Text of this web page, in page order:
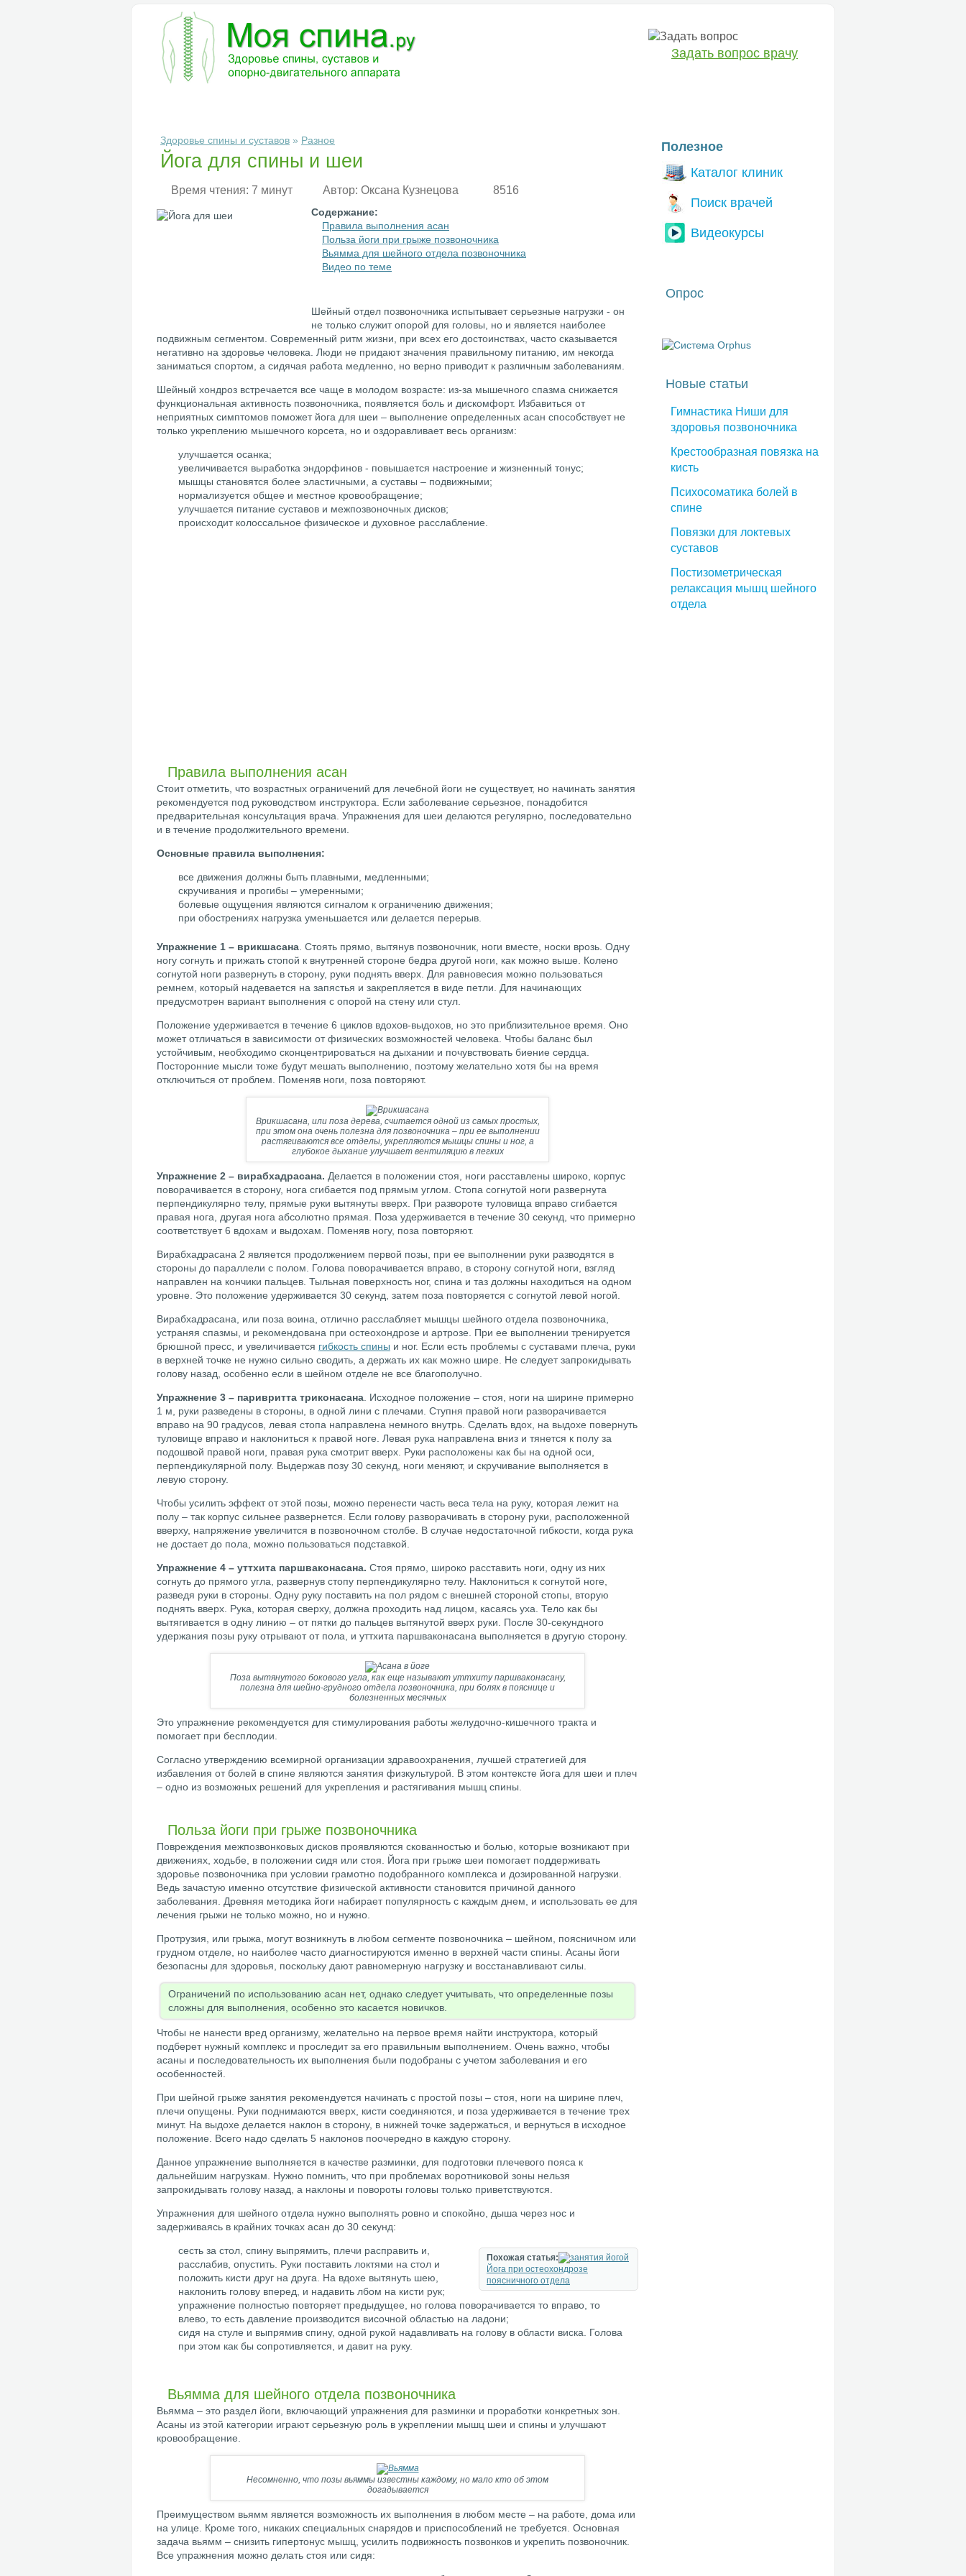
Задать вопрос врачу
Здоровье спины и суставов » Разное
Йога для спины и шеи
Время чтения: 7 минут Автор: Оксана Кузнецова 8516
Содержание:
Правила выполнения асан
Польза йоги при грыже позвоночника
Вьямма для шейного отдела позвоночника
Видео по теме
Шейный отдел позвоночника испытывает серьезные нагрузки - он
не только служит опорой для головы, но и является наиболее
подвижным сегментом. Современный ритм жизни, при всех его достоинствах, часто сказывается
негативно на здоровье человека. Люди не придают значения правильному питанию, им некогда
заниматься спортом, а сидячая работа медленно, но верно приводит к различным заболеваниям.
Шейный хондроз встречается все чаще в молодом возрасте: из-за мышечного спазма снижается
функциональная активность позвоночника, появляется боль и дискомфорт. Избавиться от
неприятных симптомов поможет йога для шеи – выполнение определенных асан способствует не
только укреплению мышечного корсета, но и оздоравливает весь организм:
улучшается осанка;
увеличивается выработка эндорфинов - повышается настроение и жизненный тонус;
мышцы становятся более эластичными, а суставы – подвижными;
нормализуется общее и местное кровообращение;
улучшается питание суставов и межпозвоночных дисков;
происходит колоссальное физическое и духовное расслабление.
Правила выполнения асан
Стоит отметить, что возрастных ограничений для лечебной йоги не существует, но начинать занятия
рекомендуется под руководством инструктора. Если заболевание серьезное, понадобится
предварительная консультация врача. Упражнения для шеи делаются регулярно, последовательно
и в течение продолжительного времени.
Основные правила выполнения:
все движения должны быть плавными, медленными;
скручивания и прогибы – умеренными;
болевые ощущения являются сигналом к ограничению движения;
при обострениях нагрузка уменьшается или делается перерыв.
Упражнение 1 – врикшасана . Стоять прямо, вытянув позвоночник, ноги вместе, носки врозь. Одну
ногу согнуть и прижать стопой к внутренней стороне бедра другой ноги, как можно выше. Колено
согнутой ноги развернуть в сторону, руки поднять вверх. Для равновесия можно пользоваться
ремнем, который надевается на запястья и закрепляется в виде петли. Для начинающих
предусмотрен вариант выполнения с опорой на стену или стул.
Положение удерживается в течение 6 циклов вдохов-выдохов, но это приблизительное время. Оно
может отличаться в зависимости от физических возможностей человека. Чтобы баланс был
устойчивым, необходимо сконцентрироваться на дыхании и почувствовать биение сердца.
Посторонние мысли тоже будут мешать выполнению, поэтому желательно хотя бы на время
отключиться от проблем. Поменяв ноги, поза повторяют.
Врикшасана, или поза дерева, считается одной из самых простых,
при этом она очень полезна для позвоночника – при ее выполнении
растягиваются все отделы, укрепляются мышцы спины и ног, а
глубокое дыхание улучшает вентиляцию в легких
Упражнение 2 – вирабхадрасана. Делается в положении стоя, ноги расставлены широко, корпус
поворачивается в сторону, нога сгибается под прямым углом. Стопа согнутой ноги развернута
перпендикулярно телу, прямые руки вытянуты вверх. При развороте туловища вправо сгибается
правая нога, другая нога абсолютно прямая. Поза удерживается в течение 30 секунд, что примерно
соответствует 6 вдохам и выдохам. Поменяв ногу, поза повторяют.
Вирабхадрасана 2 является продолжением первой позы, при ее выполнении руки разводятся в
стороны до параллели с полом. Голова поворачивается вправо, в сторону согнутой ноги, взгляд
направлен на кончики пальцев. Тыльная поверхность ног, спина и таз должны находиться на одном
уровне. Это положение удерживается 30 секунд, затем поза повторяется с согнутой левой ногой.
Вирабхадрасана, или поза воина, отлично расслабляет мышцы шейного отдела позвоночника,
устраняя спазмы, и рекомендована при остеохондрозе и артрозе. При ее выполнении тренируется
брюшной пресс, и увеличивается гибкость спины и ног. Если есть проблемы с суставами плеча, руки
в верхней точке не нужно сильно сводить, а держать их как можно шире. Не следует запрокидывать
голову назад, особенно если в шейном отделе не все благополучно.
Упражнение 3 – паривритта триконасана . Исходное положение – стоя, ноги на ширине примерно
1 м, руки разведены в стороны, в одной лини с плечами. Ступня правой ноги разворачивается
вправо на 90 градусов, левая стопа направлена немного внутрь. Сделать вдох, на выдохе повернуть
туловище вправо и наклониться к правой ноге. Левая рука направлена вниз и тянется к полу за
подошвой правой ноги, правая рука смотрит вверх. Руки расположены как бы на одной оси,
перпендикулярной полу. Выдержав позу 30 секунд, ноги меняют, и скручивание выполняется в
левую сторону.
Чтобы усилить эффект от этой позы, можно перенести часть веса тела на руку, которая лежит на
полу – так корпус сильнее развернется. Если голову разворачивать в сторону руки, расположенной
вверху, напряжение увеличится в позвоночном столбе. В случае недостаточной гибкости, когда рука
не достает до пола, можно пользоваться подставкой.
Упражнение 4 – уттхита паршваконасана. Стоя прямо, широко расставить ноги, одну из них
согнуть до прямого угла, развернув стопу перпендикулярно телу. Наклониться к согнутой ноге,
разведя руки в стороны. Одну руку поставить на пол рядом с внешней стороной стопы, вторую
поднять вверх. Рука, которая сверху, должна проходить над лицом, касаясь уха. Тело как бы
вытягивается в одну линию – от пятки до пальцев вытянутой вверх руки. После 30-секундного
удержания позы руку отрывают от пола, и уттхита паршваконасана выполняется в другую сторону.
Поза вытянутого бокового угла, как еще называют уттхиту паршваконасану,
полезна для шейно-грудного отдела позвоночника, при болях в пояснице и
болезненных месячных
Это упражнение рекомендуется для стимулирования работы желудочно-кишечного тракта и
помогает при бесплодии.
Согласно утверждению всемирной организации здравоохранения, лучшей стратегией для
избавления от болей в спине являются занятия физкультурой. В этом контексте йога для шеи и плеч
– одно из возможных решений для укрепления и растягивания мышц спины.
Польза йоги при грыже позвоночника
Повреждения межпозвонковых дисков проявляются скованностью и болью, которые возникают при
движениях, ходьбе, в положении сидя или стоя. Йога при грыже шеи помогает поддерживать
здоровье позвоночника при условии грамотно подобранного комплекса и дозированной нагрузки.
Ведь зачастую именно отсутствие физической активности становится причиной данного
заболевания. Древняя методика йоги набирает популярность с каждым днем, и использовать ее для
лечения грыжи не только можно, но и нужно.
Протрузия, или грыжа, могут возникнуть в любом сегменте позвоночника – шейном, поясничном или
грудном отделе, но наиболее часто диагностируются именно в верхней части спины. Асаны йоги
безопасны для здоровья, поскольку дают равномерную нагрузку и восстанавливают силы.
Ограничений по использованию асан нет, однако следует учитывать, что определенные позы
сложны для выполнения, особенно это касается новичков.
Чтобы не нанести вред организму, желательно на первое время найти инструктора, который
подберет нужный комплекс и проследит за его правильным выполнением. Очень важно, чтобы
асаны и последовательность их выполнения были подобраны с учетом заболевания и его
особенностей.
При шейной грыже занятия рекомендуется начинать с простой позы – стоя, ноги на ширине плеч,
плечи опущены. Руки поднимаются вверх, кисти соединяются, и поза удерживается в течение трех
минут. На выдохе делается наклон в сторону, в нижней точке задержаться, и вернуться в исходное
положение. Всего надо сделать 5 наклонов поочередно в каждую сторону.
Данное упражнение выполняется в качестве разминки, для подготовки плечевого пояса к
дальнейшим нагрузкам. Нужно помнить, что при проблемах воротниковой зоны нельзя
запрокидывать голову назад, а наклоны и повороты головы только приветствуются.
Упражнения для шейного отдела нужно выполнять ровно и спокойно, дыша через нос и
задерживаясь в крайних точках асан до 30 секунд:
Похожая статья:
Йога при остеохондрозе
поясничного отдела
сесть за стол, спину выпрямить, плечи расправить и,
расслабив, опустить. Руки поставить локтями на стол и
положить кисти друг на друга. На вдохе вытянуть шею,
наклонить голову вперед, и надавить лбом на кисти рук;
упражнение полностью повторяет предыдущее, но голова поворачивается то вправо, то
влево, то есть давление производится височной областью на ладони;
сидя на стуле и выпрямив спину, одной рукой надавливать на голову в области виска. Голова
при этом как бы сопротивляется, и давит на руку.
Вьямма для шейного отдела позвоночника
Вьямма – это раздел йоги, включающий упражнения для разминки и проработки конкретных зон.
Асаны из этой категории играют серьезную роль в укреплении мышц шеи и спины и улучшают
кровообращение.
Несомненно, что позы вьяммы известны каждому, но мало кто об этом
догадывается
Преимуществом вьямм является возможность их выполнения в любом месте – на работе, дома или
на улице. Кроме того, никаких специальных снарядов и приспособлений не требуется. Основная
задача вьямм – снизить гипертонус мышц, усилить подвижность позвонков и укрепить позвоночник.
Все упражнения можно делать стоя или сидя:
Полезное
Каталог клиник
Поиск врачей
Видеокурсы
Опрос
Новые статьи
Гимнастика Ниши для
здоровья позвоночника
Крестообразная повязка на
кисть
Психосоматика болей в
спине
Повязки для локтевых
суставов
Постизометрическая
релаксация мышц шейного
отдела